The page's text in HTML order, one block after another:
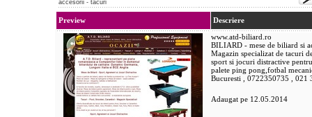
accesorii - tacuri
Preview
Descriere
www.atd-biliard.ro
BILIARD - mese de biliard si
Magazin specializat de tacuri
sport si jocuri distractive
palete ping pong,fotbal
Bucuresti , 0722350735 , 021
Adaugat pe 12.05.2014